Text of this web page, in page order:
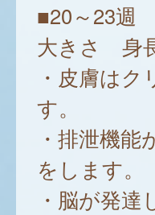
■20～23週
大きさ 身
・皮膚は
す。
・排泄機
をします。
・脳が発達